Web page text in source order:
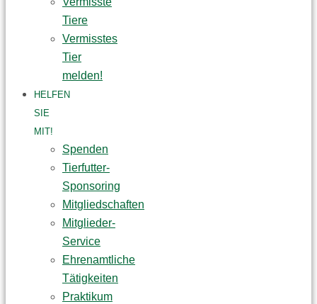
Tiere
Vermisstes
Tier
melden!
HELFEN
SIE
MIT!
Spenden
Tierfutter-
Sponsoring
Mitgliedschaften
Mitglieder-
Service
Ehrenamtliche
Tätigkeiten
Praktikum